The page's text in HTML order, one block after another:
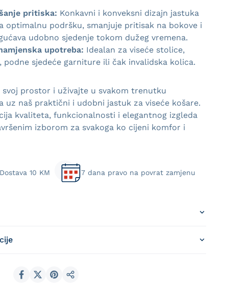
pritiska: Konkavni i konveksni dizajn jastuka
optimalnu podršku, smanjuje pritisak na bokove i
udobno sjedenje tokom dužeg vremena.
upotreba: Idealan za viseće stolice,
podne sjedeće garniture ili čak invalidska kolica.
svoj prostor i uživajte u svakom trenutku
uz naš praktični i udobni jastuk za viseće košare.
kvaliteta, funkcionalnosti i elegantnog izgleda
izborom za svakoga ko cijeni komfor i
Dostava 10 KM 7 dana pravo na povrat zamjenu
Podijeli